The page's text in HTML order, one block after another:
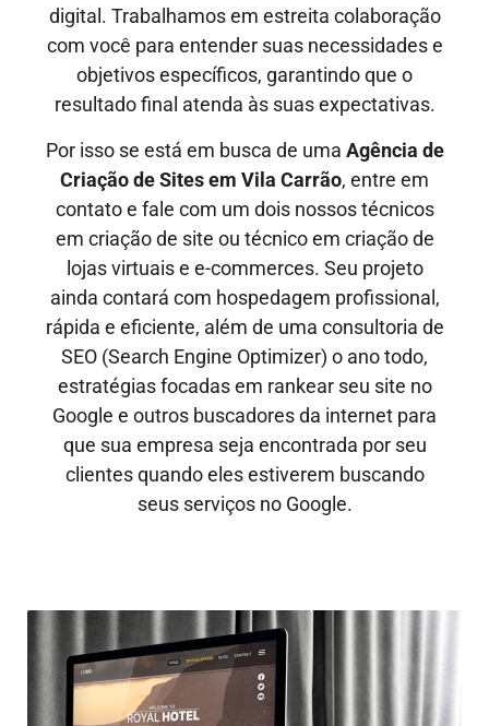
digital. Trabalhamos em estreita colaboração
com você para entender suas necessidades e
objetivos específicos, garantindo que o
resultado final atenda às suas expectativas.
Por isso se está em busca de uma Agência de
Criação de Sites em Vila Carrão, entre em
contato e fale com um dois nossos técnicos
em criação de site ou técnico em criação de
lojas virtuais e e-commerces. Seu projeto
ainda contará com hospedagem profissional,
rápida e eficiente, além de uma consultoria de
SEO (Search Engine Optimizer) o ano todo,
estratégias focadas em rankear seu site no
Google e outros buscadores da internet para
que sua empresa seja encontrada por seu
clientes quando eles estiverem buscando
seus serviços no Google.